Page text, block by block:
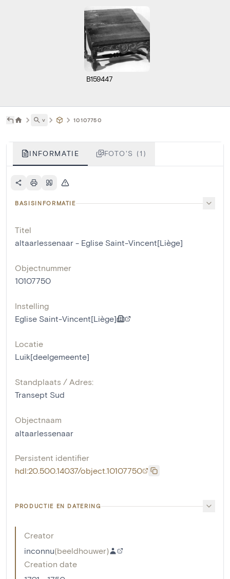
B159447
˅ 10107750
INFORMATIE FOTO'S (1)
BASISINFORMATIE
Titel
altaarlessenaar - Eglise Saint-Vincent[Liège]
Objectnummer
10107750
Instelling
Eglise Saint-Vincent[Liège]
Locatie
Luik[deelgemeente]
Standplaats / Adres:
Transept Sud
Objectnaam
altaarlessenaar
Persistent identifier
hdl:20.500.14037/object.10107750
PRODUCTIE EN DATERING
Creator
inconnu(beeldhouwer)
Creation date